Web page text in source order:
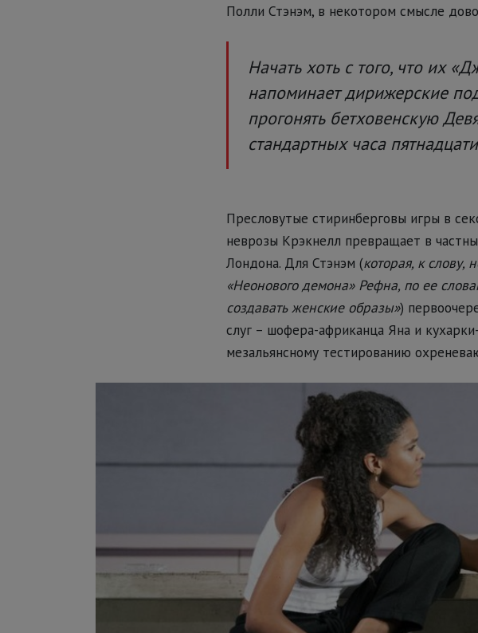
Полли Стэнэм, в некотором смысле
Начать хоть с того, что их
напоминает дирижерские
прогонять бетховенскую
стандартных часа
Пресловутые стиринберговы игры в
неврозы Крэкнелл превращает в
Лондона. Для Стэнэм (которая, к слову,
«Неонового демона» Рефна, по ее
создавать женские образы»)
слуг – шофера-африканца Яна и
мезальянсному тестированию